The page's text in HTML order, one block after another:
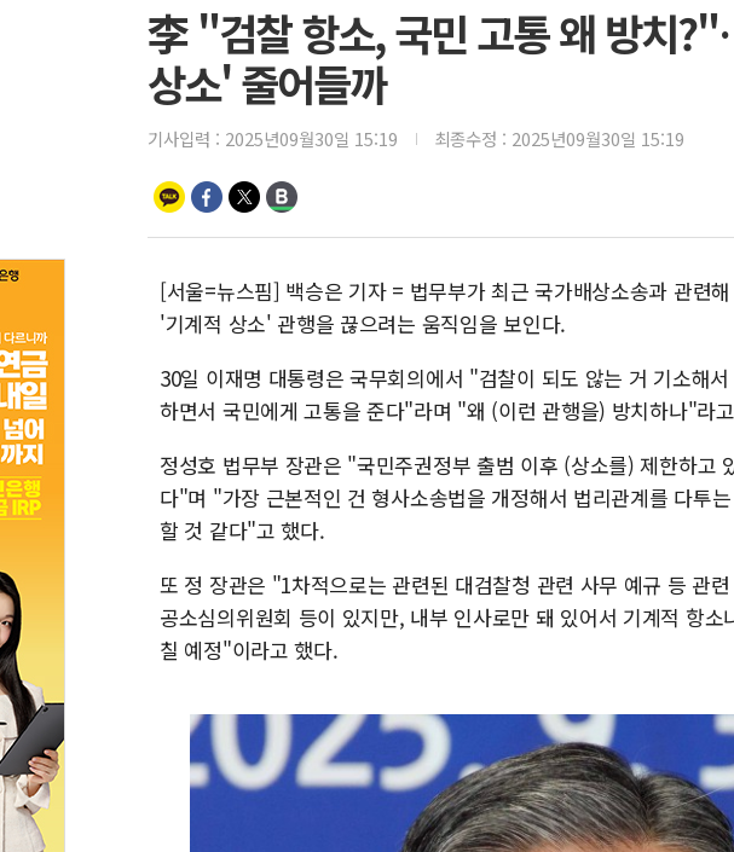
李 "검찰 항소, 국민 고통 왜 방치
상소' 줄어들까
기사입력 : 2025년09월30일 15:19 최종수정 : 2025년09월30일 15:19
[서울=뉴스핌] 백승은 기자 = 법무부가 최근 국가배상소송과 관련
'기계적 상소' 관행을 끊으려는 움직임을 보인다.
30일 이재명 대통령은 국무회의에서 "검찰이 되도 않는 거 기소해
하면서 국민에게 고통을 준다"라며 "왜 (이런 관행을) 방치하나"라
정성호 법무부 장관은 "국민주권정부 출범 이후 (상소를) 제한하고
다"며 "가장 근본적인 건 형사소송법을 개정해서 법리관계를 다투
할 것 같다"고 했다.
또 정 장관은 "1차적으로는 관련된 대검찰청 관련 사무 예규 등 관
공소심의위원회 등이 있지만, 내부 인사로만 돼 있어서 기계적 항
칠 예정"이라고 했다.